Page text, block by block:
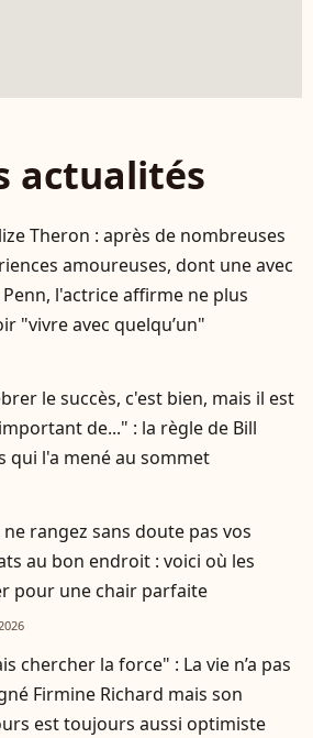
actualités
Theron : après de nombreuses
amoureuses, dont une avec
Penn, l'actrice affirme ne plus
"vivre avec quelqu’un"
le succès, c'est bien, mais il est
de..." : la règle de Bill
qui l'a mené au sommet
ne rangez sans doute pas vos
au bon endroit : voici où les
pour une chair parfaite
chercher la force" : La vie n’a pas
Firmine Richard mais son
est toujours aussi optimiste